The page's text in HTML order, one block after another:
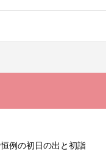
恒例の初日の出と初詣